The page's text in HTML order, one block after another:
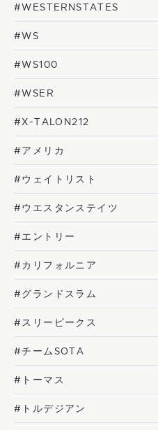
#WESTERNSTATES
#WS
#WS100
#WSER
#X-TALON212
#アメリカ
#ウェイトリスト
#ウエスタンステイツ
#エントリー
#カリフォルニア
#グランドスラム
#スリーピークス
#チームSOTA
#トーマス
#トルデジアン